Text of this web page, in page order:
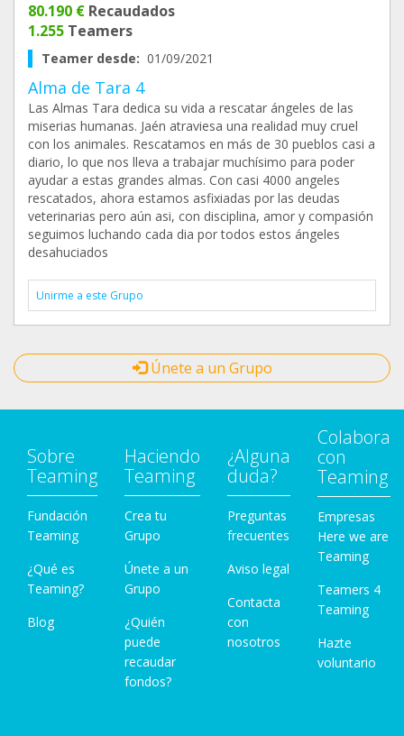
80.190 € Recaudados
1.255 Teamers
Teamer desde: 01/09/2021
Alma de Tara 4
Las Almas Tara dedica su vida a rescatar ángeles de las
miserias humanas. Jaén atraviesa una realidad muy cruel
con los animales. Rescatamos en más de 30 pueblos casi a
diario, lo que nos lleva a trabajar muchísimo para poder
ayudar a estas grandes almas. Con casi 4000 angeles
rescatados, ahora estamos asfixiadas por las deudas
veterinarias pero aún asi, con disciplina, amor y compasión
seguimos luchando cada dia por todos estos ángeles
desahuciados
Unirme a este Grupo
Únete a un Grupo
Sobre
Teaming
Fundación
Teaming
¿Qué es
Teaming?
Blog
Haciendo
Teaming
Crea tu
Grupo
Únete a un
Grupo
¿Quién
puede
recaudar
fondos?
¿Alguna
duda?
Preguntas
frecuentes
Aviso legal
Contacta
con
nosotros
Colabora
con
Teaming
Empresas
Here we are
Teaming
Teamers 4
Teaming
Hazte
voluntario